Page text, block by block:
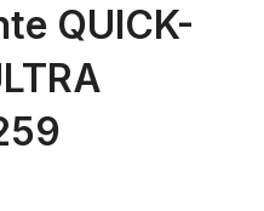
QUICK-